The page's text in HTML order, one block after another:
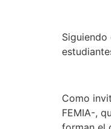
Como
FEMIA-,